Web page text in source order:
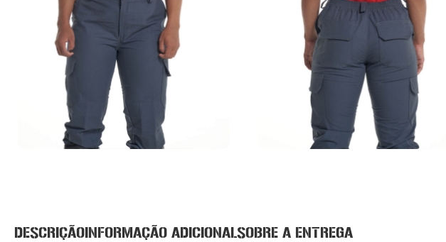
DESCRIÇÃOINFORMAÇÃO ADICIONALSOBRE A ENTREGA